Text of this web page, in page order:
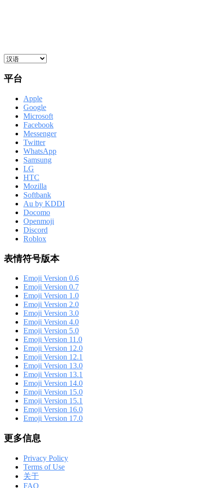
平台
Apple
Google
Microsoft
Facebook
Messenger
Twitter
WhatsApp
Samsung
LG
HTC
Mozilla
Softbank
Au by KDDI
Docomo
Openmoji
Discord
Roblox
表情符号版本
Emoji Version 0.6
Emoji Version 0.7
Emoji Version 1.0
Emoji Version 2.0
Emoji Version 3.0
Emoji Version 4.0
Emoji Version 5.0
Emoji Version 11.0
Emoji Version 12.0
Emoji Version 12.1
Emoji Version 13.0
Emoji Version 13.1
Emoji Version 14.0
Emoji Version 15.0
Emoji Version 15.1
Emoji Version 16.0
Emoji Version 17.0
更多信息
Privacy Policy
Terms of Use
关于
FAQ